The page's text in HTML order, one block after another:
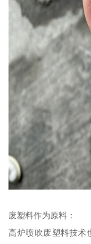
废塑料作为原料：
高炉喷吹废塑料技术